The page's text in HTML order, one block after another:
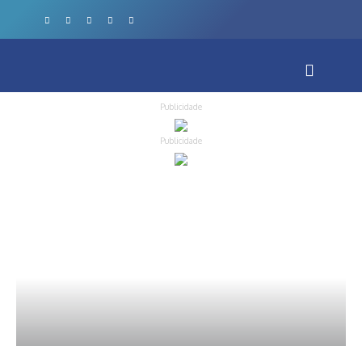
Publicidade
Publicidade